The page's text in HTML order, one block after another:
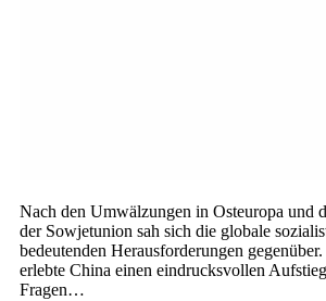
Nach den Umwälzungen in Osteuropa und
der Sowjetunion sah sich die globale
bedeutenden Herausforderungen
erlebte China einen eindrucksvollen
Fragen…